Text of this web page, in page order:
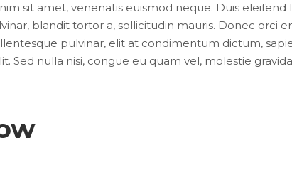
sit amet, venenatis euismod neque. Duis
blandit tortor a, sollicitudin mauris. Donec orci
pulvinar, elit at condimentum dictum,
Sed nulla nisi, congue eu quam vel, molestie